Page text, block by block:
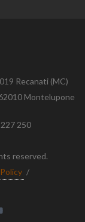
Recanati (MC)
Montelupone
250
reserved.
/